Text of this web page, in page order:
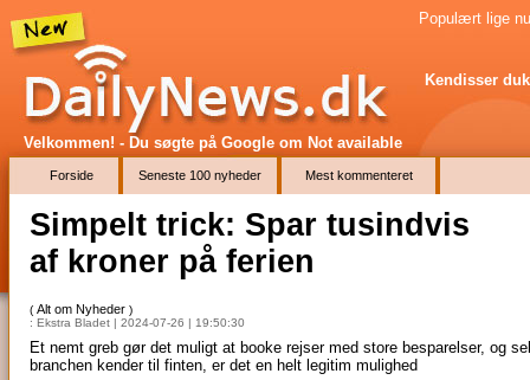
Populært lige
Kendisser
Velkommen! - Du søgte på Google om Not available
Forside Seneste 100 nyheder Mest kommenteret
Simpelt trick: Spar tusindvis
af kroner på ferien
( Alt om Nyheder )
: Ekstra Bladet | 2024-07-26 | 19:50:30
Et nemt greb gør det muligt at booke rejser med store besparelser, og
branchen kender til finten, er det en helt legitim mulighed